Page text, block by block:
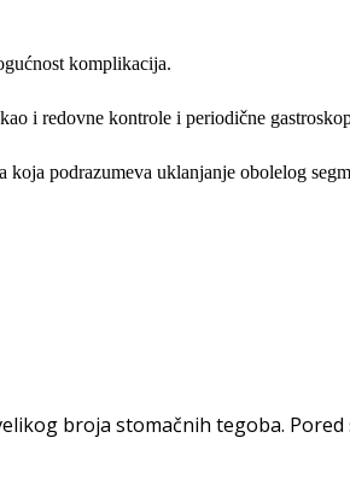
komplikacija.
i redovne kontrole i periodične
podrazumeva uklanjanje obolelog
broja stomačnih tegoba.